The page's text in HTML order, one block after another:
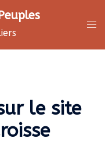
le site